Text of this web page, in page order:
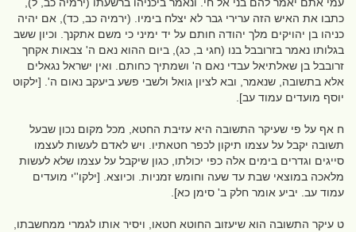
כתבו את האיש הזה ערירי גבר לא יצלח בימיו. (ירמיה כב, כד), אם יהיה
כניהו בן יהויקים מלך יהודה חותם על יד ימיני כי משם אתקנך. וכיון ששב
בגלותו נאמר בזרובבל בנו (חגי ב, כג), ביום ההוא נאם ה' צבאות אקחך
זרובבל בן שאלתיאל עבדי נאם ה' ושמתיך כחותם. ואין ישראל נגאלים
אלא בתשובה, שנאמר, ובא לציון גואל ולשבי פשע ביעקב נאום ה'. [ילקוט
יוסף מועדים עמוד עב].
ח אף על פי שעיקר התשובה היא עזיבת החטא, מכל מקום נכון שבעל
תשובה יקבל על עצמו תיקון לכפר חטאתיו. ויש לאדם לעשות לעצמו
סייגים וגדרים בימים אלה כפי יכולתו, כגון שיקבל על עצמו שלא לעשות
מלאכה במוצאי שבת עד שעה וחומש זמניות. וכיוצא. [ילקו''י מועדים
עמוד עב. יביע אומר חלק ב' סימן כא].
ט עיקר התשובה הוא שיעזוב החוטא חטאו, ויסיר אותו לגמרי ממחשבתו,